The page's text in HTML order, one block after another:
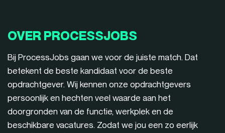
OVER PROCESSJOBS
Bij ProcessJobs gaan we voor de juiste match. Dat
betekent de beste kandidaat voor de beste
opdrachtgever. Wij kennen onze opdrachtgevers
persoonlijk en hechten veel waarde aan het
doorgronden van de functie, werkplek en de
beschikbare vacatures. Zodat we jou een zo eerlijk